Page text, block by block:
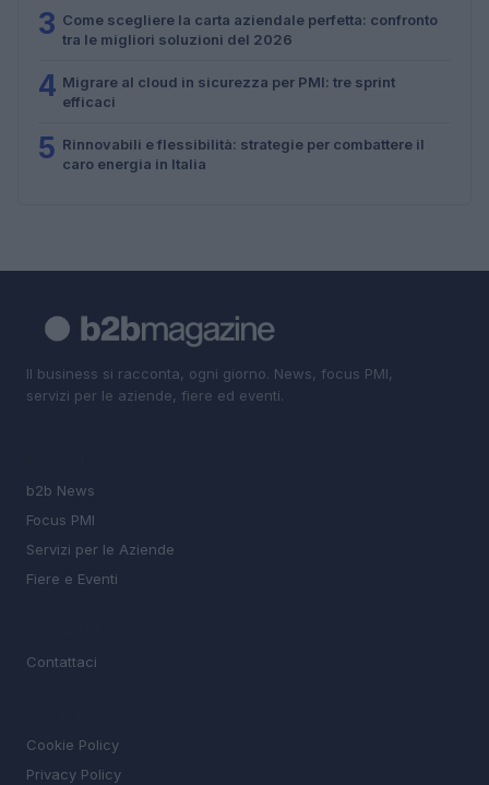
3 Come scegliere la carta aziendale perfetta: confronto
tra le migliori soluzioni del 2026
4 Migrare al cloud in sicurezza per PMI: tre sprint
efficaci
5 Rinnovabili e flessibilità: strategie per combattere il
caro energia in Italia
Il business si racconta, ogni giorno. News, focus PMI,
servizi per le aziende, fiere ed eventi.
b2b News
Focus PMI
Servizi per le Aziende
Fiere e Eventi
Contattaci
Cookie Policy
Privacy Policy